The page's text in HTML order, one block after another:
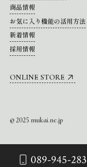
089-945-
商品情報
お気に入り機能の活用方法
新着情報
採用情報
ONLINE STORE
© 2025 mukai.ne.jp